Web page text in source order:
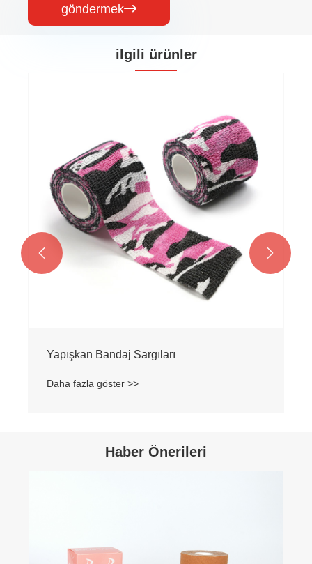
göndermek
ilgili ürünler
Daha fazla göster >>
 
Haber Önerileri
Daha fazla göster >>